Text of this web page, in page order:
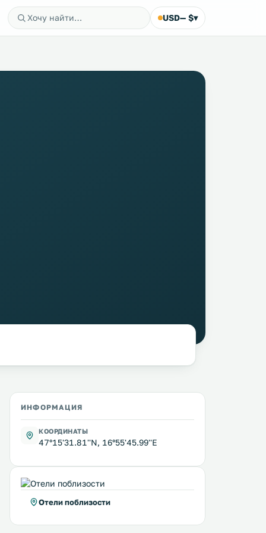
USD— $▾
ИНФОРМАЦИЯ
КООРДИНАТЫ
47°15'31.81''N, 16°55'45.99''E
Отели поблизости